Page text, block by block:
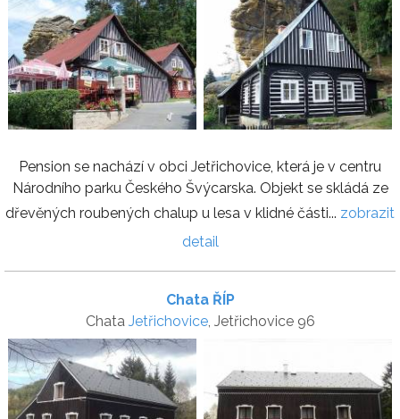
Pension se nachází v obci Jetřichovice, která je v centru
Národního parku Českého Švýcarska. Objekt se skládá ze
dřevěných roubených chalup u lesa v klidné části... zobrazit
detail
Chata ŘÍP
Chata Jetřichovice, Jetřichovice 96